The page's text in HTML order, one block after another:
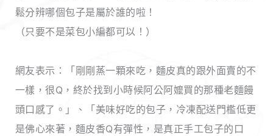
鬆分辨哪個包子是屬於誰的啦！
（只要不是菜包小編都可以！）
網友表示：「剛剛蒸一顆來吃，麵皮真的跟外面賣的不
一樣，很Q，終於找到小時候阿公阿嬤買的那種老麵饅
頭口感了。」、「美味好吃的包子，冷凍配送門檻低更
是佛心來著，麵皮香Q有彈性，是真正手工包子的口